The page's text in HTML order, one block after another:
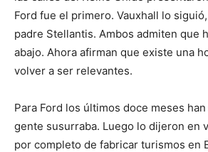
Ford fue el primero. Vauxhall lo
padre Stellantis. Ambos admiten que
abajo. Ahora afirman que existe una
volver a ser relevantes.
Para Ford los últimos doce meses
gente susurraba. Luego lo dijeron en
por completo de fabricar turismos en